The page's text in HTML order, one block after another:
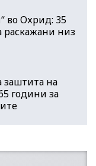
во Охрид: 35
раскажани низ
заштита на
години за